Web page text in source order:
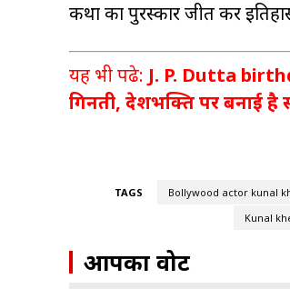
कथा का पुरस्कार जीत कर
यह भी पढे: J. P. Dutta
गिनती, देशभक्ति पर बनाई है
TAGS Bollywood actor kunal
Kunal
आपका वोट